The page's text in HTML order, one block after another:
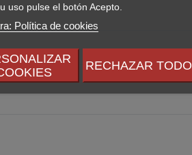
uso pulse el botón Acepto.
Política de cookies
RECHAZAR TODO